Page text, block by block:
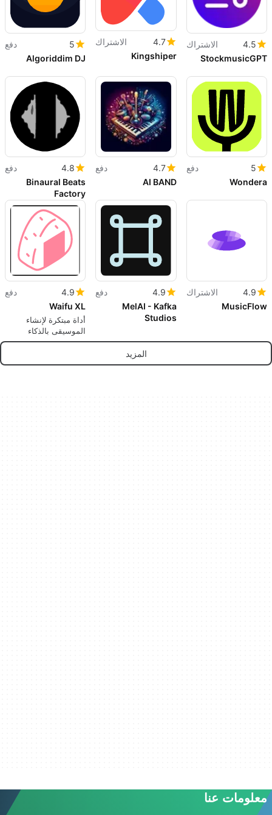
4.5
الاشتراك
StockmusicGPT
4.7
الاشتراك
Kingshiper
5
دفع
Algoriddim DJ
5
دفع
Wondera
4.7
دفع
AI BAND
4.8
دفع
Binaural Beats
Factory
4.9
الاشتراك
MusicFlow
4.9
دفع
MelAI - Kafka
Studios
4.9
دفع
Waifu XL
أداة مبتكرة لإنشاء
الموسيقى بالذكاء
الاصطناعي للجميع
المزيد
معلومات عنا